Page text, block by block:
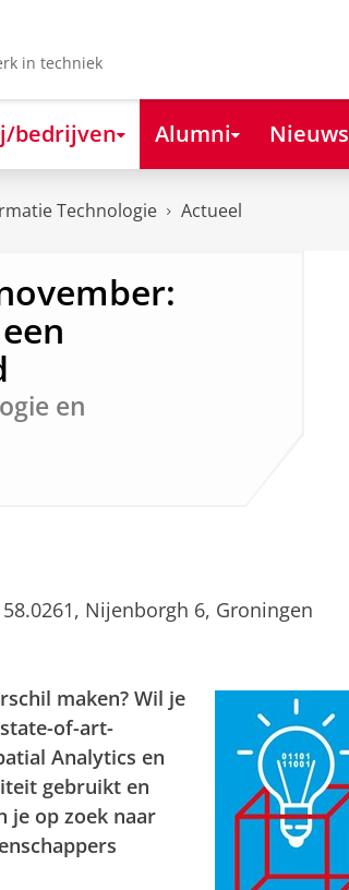
in techniek
bedrijven Alumni Nieuws
Technologie Actueel
en
Nijenborgh 6, Groningen
maken? Wil je
of-art-
Analytics en
gebruikt en
je op zoek naar